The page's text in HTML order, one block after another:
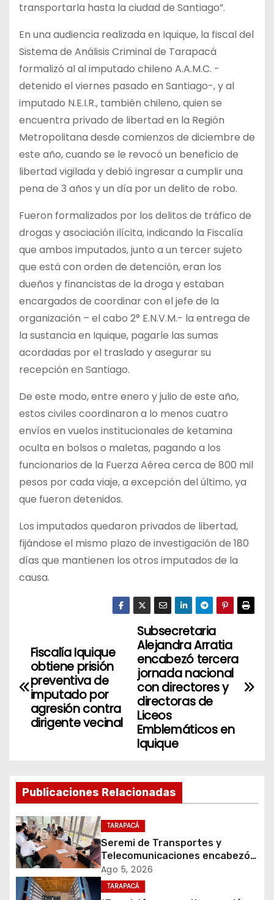
transportarla hasta la ciudad de Santiago”.
En una audiencia realizada en Iquique, la fiscal del
Sistema de Análisis Criminal de Tarapacá
formalizó al al imputado chileno A.A.M.C. -
detenido el viernes pasado en Santiago-, y al
imputado N.E.I.R., también chileno, quien se
encuentra privado de libertad en la Región
Metropolitana desde comienzos de diciembre de
este año, cuando se le revocó un beneficio de
libertad vigilada y debió ingresar a cumplir una
pena de 3 años y un día por un delito de robo.
Fueron formalizados por los delitos de tráfico de
drogas y asociación ilícita, indicando la Fiscalía
que ambos imputados, junto a un tercer sujeto
que está con orden de detención, eran los
dueños y financistas de la droga y estaban
encargados de coordinar con el jefe de la
organización – el cabo 2° E.N.V.M.- la entrega de
la sustancia en Iquique, pagarle las sumas
acordadas por el traslado y asegurar su
recepción en Santiago.
De este modo, entre enero y julio de este año,
estos civiles coordinaron a lo menos cuatro
envíos en vuelos institucionales de ketamina
oculta en bolsos o maletas, pagando a los
funcionarios de la Fuerza Aérea cerca de 800 mil
pesos por cada viaje, a excepción del último, ya
que fueron detenidos.
Los imputados quedaron privados de libertad,
fijándose el mismo plazo de investigación de 180
días que mantienen los otros imputados de la
causa.
v
c
i
ó
n
d
Subsecretaria
Alejandra Arratia
encabezó tercera
jornada nacional
con directores y
directoras de
Liceos
Emblemáticos en
Iquique
Fiscalía Iquique
obtiene prisión
preventiva de
imputado por
agresión contra
dirigente vecinal
Publicaciones Relacionadas
TARAPACÁ
Seremi de Transportes y
Telecomunicaciones encabezó
primera mesa de coordinación
para el retiro de cables en
desuso en Iquique
Ago 5, 2026
TARAPACÁ